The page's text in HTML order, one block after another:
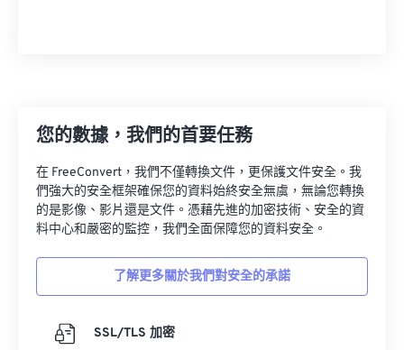
您的數據，我們的首要任務
在 FreeConvert，我們不僅轉換文件，更保護文件安全。我
們強大的安全框架確保您的資料始終安全無虞，無論您轉換
的是影像、影片還是文件。憑藉先進的加密技術、安全的資
料中心和嚴密的監控，我們全面保障您的資料安全。
了解更多關於我們對安全的承諾
SSL/TLS 加密